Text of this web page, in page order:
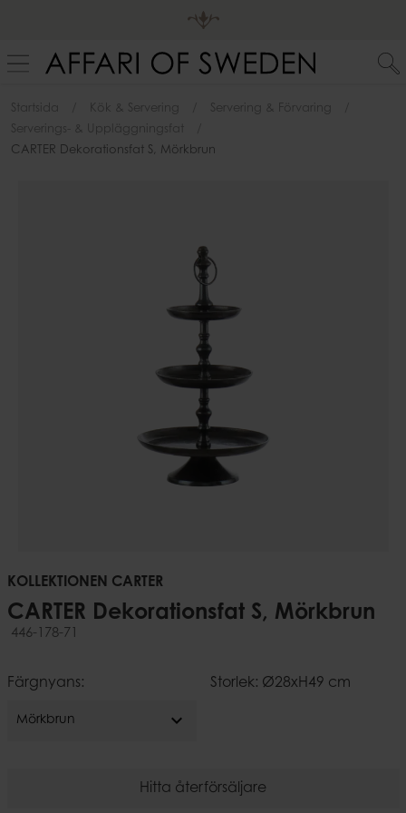
Startsida Kök & Servering
Servering & Förvaring
Serverings- & Uppläggningsfat
CARTER Dekorationsfat S, Mörkbrun
KOLLEKTIONEN CARTER
CARTER Dekorationsfat S, Mörkbrun
446-178-71
Färgnyans:
Mörkbrun expand_more
Storlek: Ø28xH49 cm
Hitta återförsäljare